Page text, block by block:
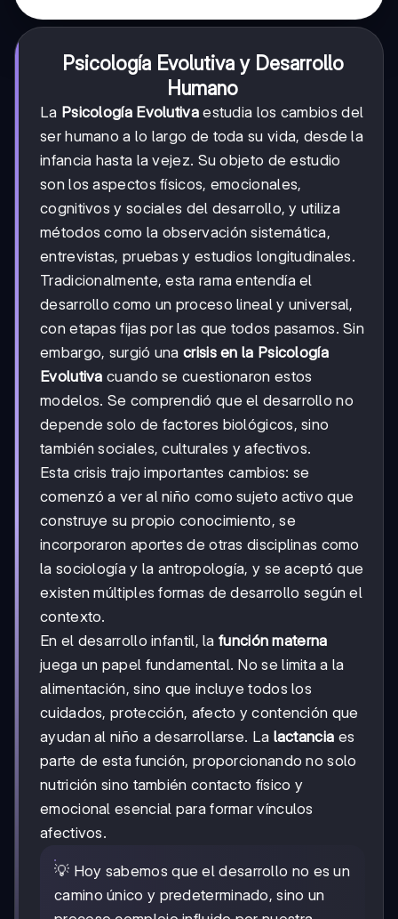
Psicología Evolutiva y Desarrollo
Humano
La Psicología Evolutivaestudia los cambios del
ser humano a lo largo de toda su vida, desde la
infancia hasta la vejez. Su objeto de estudio
son los aspectos físicos, emocionales,
cognitivos y sociales del desarrollo, y utiliza
métodos como la observación sistemática,
entrevistas, pruebas y estudios longitudinales.
Tradicionalmente, esta rama entendía el
desarrollo como un proceso lineal y universal,
con etapas fijas por las que todos pasamos. Sin
embargo, surgió unacrisis en la Psicología
Evolutiva cuando se cuestionaron estos
modelos. Se comprendió que el desarrollo no
depende solo de factores biológicos, sino
también sociales, culturales y afectivos.
Esta crisis trajo importantes cambios: se
comenzó a ver al niño como sujeto activo que
construye su propio conocimiento, se
incorporaron aportes de otras disciplinas como
la sociología y la antropología, y se aceptó que
existen múltiples formas de desarrollo según el
contexto.
En el desarrollo infantil, la función materna
juega un papel fundamental. No se limita a la
alimentación, sino que incluye todos los
cuidados, protección, afecto y contención que
ayudan al niño a desarrollarse. La lactancia es
parte de esta función, proporcionando no solo
nutrición sino también contacto físico y
emocional esencial para formar vínculos
afectivos.
💡 Hoy sabemos que el desarrollo no es un
camino único y predeterminado, sino un